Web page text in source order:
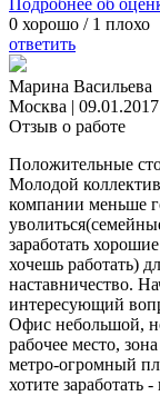
Подробнее об
0 хорошо / 1 плохо
ответить
Марина Васильева
Москва | 09.01.2017
Отзыв о работе
Положительные
Молодой
компании меньше
заработать
хочешь работать)
наставничество.
интересующий
Офис небольшой,
рабочее место,
метро-огромный
хотите заработать